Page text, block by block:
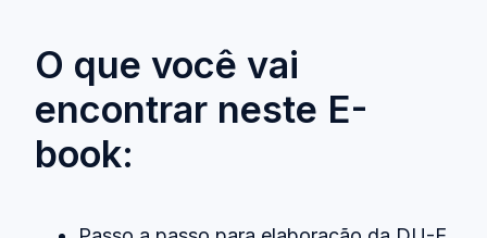
O que você vai
encontrar neste E-
book: